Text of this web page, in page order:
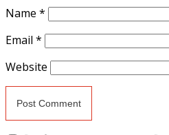
Name *
Email *
Website